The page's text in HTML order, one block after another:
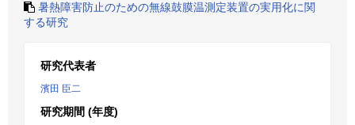
暑熱障害防止のための無線鼓膜温測定装置の実用化に関
する研究
研究代表者
濱田 臣二
研究期間 (年度)